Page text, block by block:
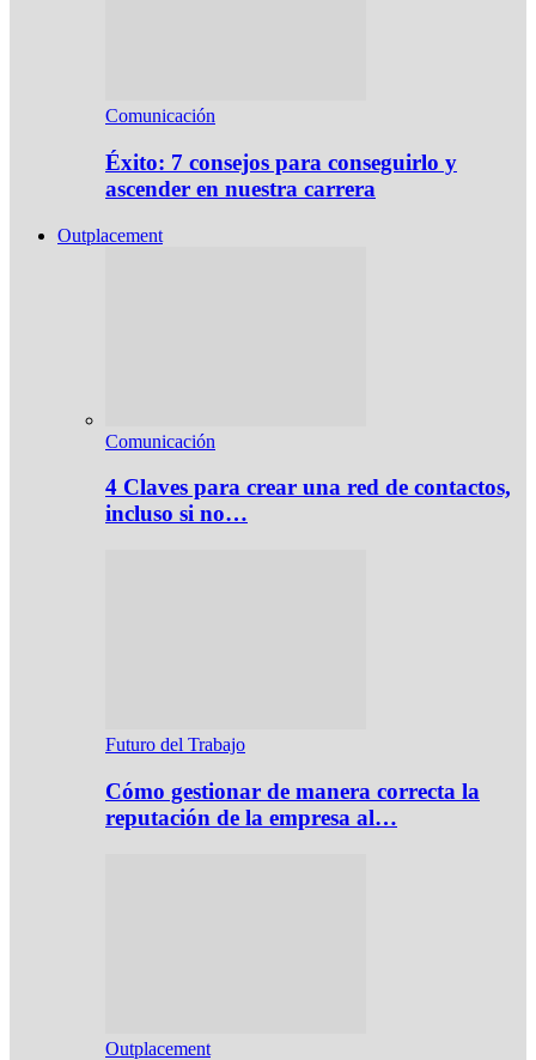
Comunicación
Éxito: 7 consejos para conseguirlo y
ascender en nuestra carrera
Outplacement
Comunicación
4 Claves para crear una red de contactos,
incluso si no…
Futuro del Trabajo
Cómo gestionar de manera correcta la
reputación de la empresa al…
Outplacement